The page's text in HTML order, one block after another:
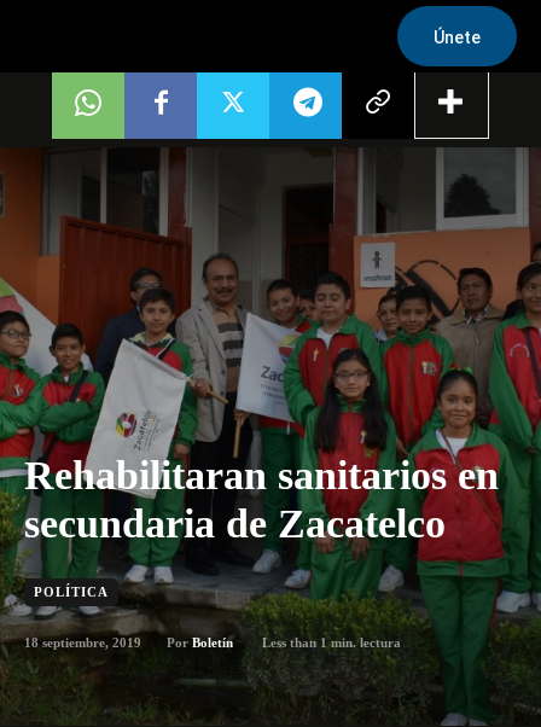
Únete
Rehabilitaran sanitarios en
secundaria de Zacatelco
POLÍTICA
18 septiembre, 2019 Por Boletín Less than 1min. lectura